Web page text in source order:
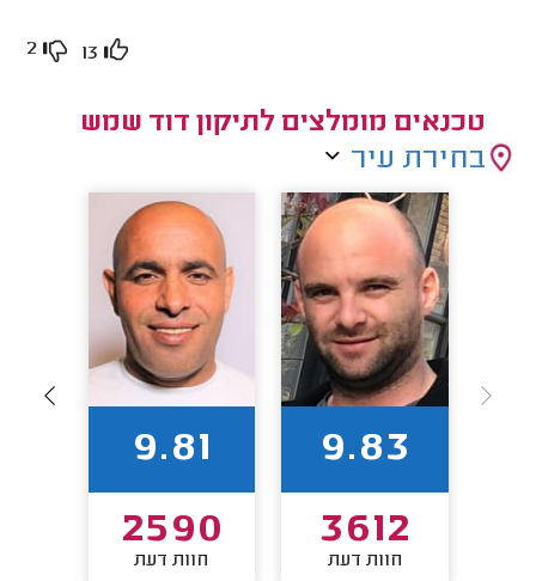
13
2
טכנאים מומלצים לתיקון דוד שמש
בחירת עיר
9.83
3612
חוות דעת
9.81
2590
חוות דעת